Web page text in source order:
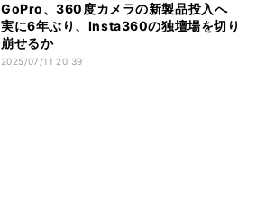
GoPro、360度カメラの新製品投入へ
実に6年ぶり、Insta360の独壇場を切り
崩せるか
2025/07/11 20:39